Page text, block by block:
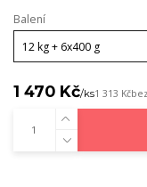
Balení
1 470 Kč/ks1 313 Kč